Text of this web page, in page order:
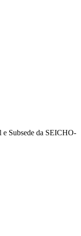
e Subsede da SEICHO-